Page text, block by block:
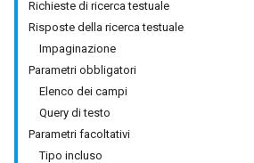
Richieste di ricerca testuale
Risposte della ricerca testuale
Impaginazione
Parametri obbligatori
Elenco dei campi
Query di testo
Parametri facoltativi
Tipo incluso